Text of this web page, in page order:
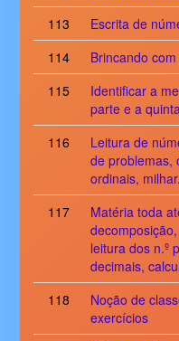
113
Escrita de
114
Brincando
115
Identificar a
parte e a
116
Leitura de
de problemas,
ordinais,
117
Matéria toda
leitura dos n.º
decimais,
118
Noção de
exercícios